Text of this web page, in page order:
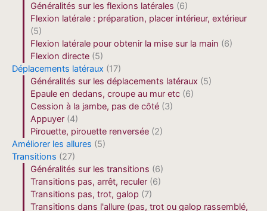
Généralités sur les flexions latérales (6)
Flexion latérale : préparation, placer intérieur, extérieur
(5)
Flexion latérale pour obtenir la mise sur la main (6)
Flexion directe (5)
Déplacements latéraux (17)
Généralités sur les déplacements latéraux (5)
Epaule en dedans, croupe au mur etc (6)
Cession à la jambe, pas de côté (3)
Appuyer (4)
Pirouette, pirouette renversée (2)
Améliorer les allures (5)
Transitions (27)
Généralités sur les transitions (6)
Transitions pas, arrêt, reculer (6)
Transitions pas, trot, galop (7)
Transitions dans l'allure (pas, trot ou galop rassemblé,